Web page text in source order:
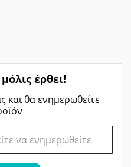
έρθει!
θα ενημερωθείτε